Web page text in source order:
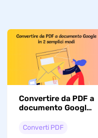
Convertire da PDF a
documento Google
Converti PDF